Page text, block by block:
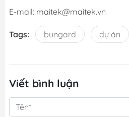
E-mail: maitek@maitek.vn
Tags: bungard dự án
Viết bình luận